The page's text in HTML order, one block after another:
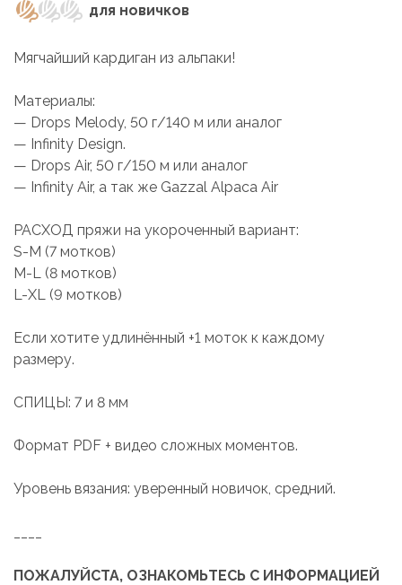
для новичков
Мягчайший кардиган из альпаки!
Материалы:
— Drops Melody, 50 г/140 м или аналог
— Infinity Design.
— Drops Air, 50 г/150 м или аналог
— Infinity Air, а так же Gazzal Alpaca Air
РАСХОД пряжи на укороченный вариант:
S-M (7 мотков)
M-L (8 мотков)
L-XL (9 мотков)
Если хотите удлинённый +1 моток к каждому
размеру.
СПИЦЫ: 7 и 8 мм
Формат PDF + видео сложных моментов.
Уровень вязания: уверенный новичок, средний.
ПОЖАЛУЙСТА, ОЗНАКОМЬТЕСЬ С ИНФОРМАЦИЕЙ